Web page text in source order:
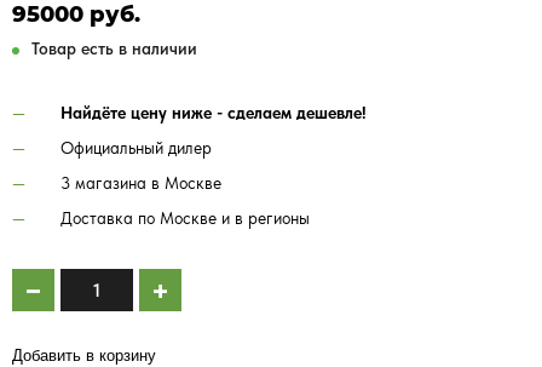
95000 руб.
Товар есть в наличии
Найдёте цену ниже - сделаем дешевле!
Официальный дилер
3 магазина в Москве
Доставка по Москве и в регионы
Добавить в корзину